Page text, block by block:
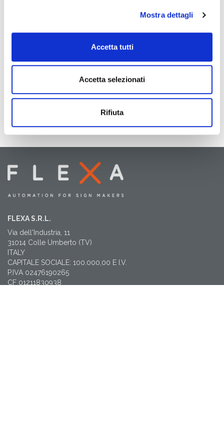
Mostra dettagli
Accetta tutti
Accetta selezionati
Rifiuta
FLEXA S.R.L.
Via dell'Industria, 11
31014 Colle Umberto (TV)
ITALY
CAPITALE SOCIALE: 100.000,00 E I.V.
P.IVA 02476190265
CF 01211830938